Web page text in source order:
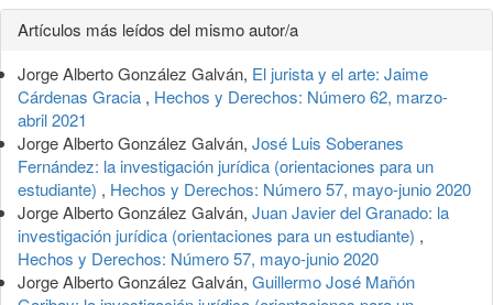
Detalles
del
artículo
Artículos más leídos del mismo autor/a
Jorge Alberto González Galván, El jurista y el arte: Jaime
Cárdenas Gracia , Hechos y Derechos: Número 62, marzo-
abril 2021
Jorge Alberto González Galván, José Luis Soberanes
Fernández: la investigación jurídica (orientaciones para un
estudiante) , Hechos y Derechos: Número 57, mayo-junio 2020
Jorge Alberto González Galván, Juan Javier del Granado: la
investigación jurídica (orientaciones para un estudiante) ,
Hechos y Derechos: Número 57, mayo-junio 2020
Jorge Alberto González Galván, Guillermo José Mañón